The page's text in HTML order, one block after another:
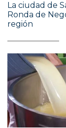
La ciudad de
Ronda de
región